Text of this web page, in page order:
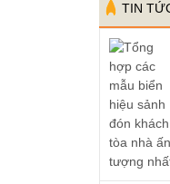
TIN